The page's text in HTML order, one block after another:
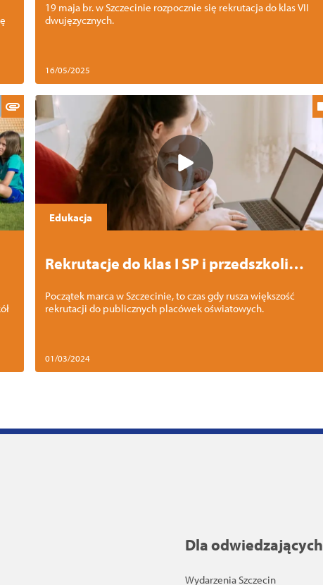
19 maja br. w Szczecinie rozpocznie się rekrutacja do klas VII
dwujęzycznych.
16/05/2025
Edukacja
Rekrutacje do klas I SP i przedszkoli
Początek marca w Szczecinie, to czas gdy rusza większość
rekrutacji do publicznych placówek oświatowych.
01/03/2024
Dla odwiedzających
Wydarzenia Szczecin